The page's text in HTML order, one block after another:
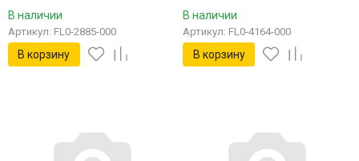
В наличии
Артикул: FL0-2885-000
В корзину
В наличии
Артикул: FL0-4164-000
В корзину